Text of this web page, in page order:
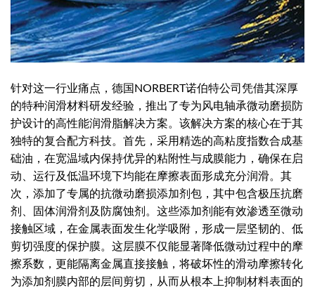
针对这一行业痛点，德国NORBERT诺伯特公司凭借其深厚
的特种润滑材料研发经验，推出了专为风电轴承微动磨损防
护设计的高性能润滑脂解决方案。该解决方案的核心在于其
独特的复合配方科技。首先，采用精选的高粘度指数合成基
础油，在宽温域内保持优异的粘附性与成膜能力，确保在启
动、运行及低温环境下均能在摩擦表面形成充分润滑。其
次，添加了专属的抗微动磨损添加剂包，其中包含极压抗磨
剂、固体润滑剂及防腐蚀剂。这些添加剂能有效渗透至微动
接触区域，在金属表面发生化学吸附，形成一层坚韧的、低
剪切强度的保护膜。这层膜不仅能显著降低微动过程中的摩
擦系数，更能隔离金属直接接触，将破坏性的滑动摩擦转化
为添加剂膜内部的层间剪切，从而从根本上抑制材料表面的